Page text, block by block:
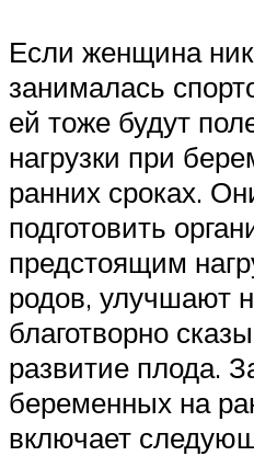
Если женщина
занималась
ей тоже будут
нагрузки при
ранних сроках.
подготовить
предстоящим
родов, улучшают
благотворно
развитие плода.
беременных на
включает